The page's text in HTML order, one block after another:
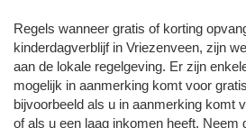
Regels wanneer gratis of korting
kinderdagverblijf in Vriezenveen, zijn
aan de lokale regelgeving. Er zijn
mogelijk in aanmerking komt voor
bijvoorbeeld als u in aanmerking komt
of als u een laag inkomen heeft. Neem